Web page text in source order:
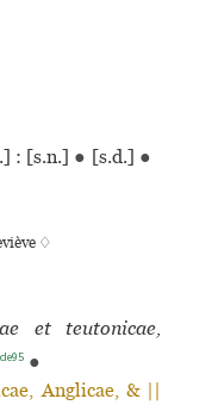
: [s.n.] ● [s.d.] ●
♢
et teutonicae,
●
Anglicae, & ||